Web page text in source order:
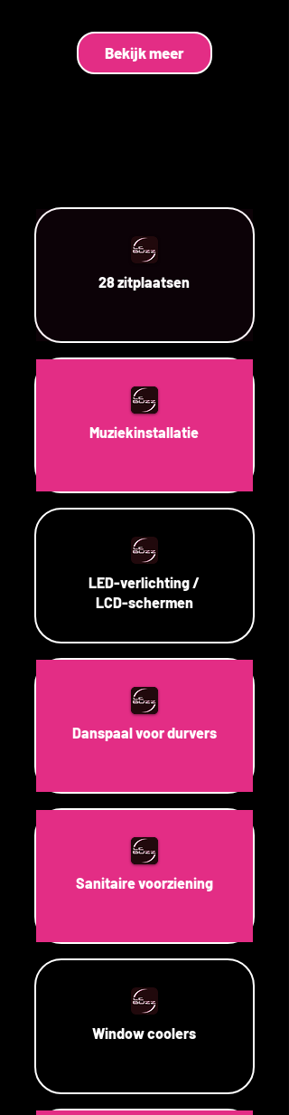
Bekijk meer
28 zitplaatsen
Muziekinstallatie
LED-verlichting /
LCD-schermen
Danspaal voor durvers
Sanitaire voorziening
Window coolers